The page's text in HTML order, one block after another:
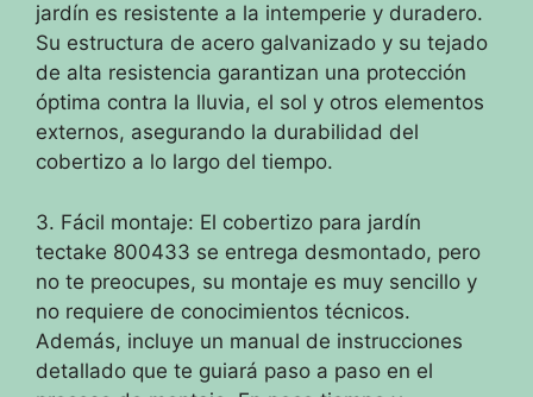
jardín es resistente a la intemperie y duradero.
Su estructura de acero galvanizado y su tejado
de alta resistencia garantizan una protección
óptima contra la lluvia, el sol y otros elementos
externos, asegurando la durabilidad del
cobertizo a lo largo del tiempo.
3. Fácil montaje: El cobertizo para jardín
tectake 800433 se entrega desmontado, pero
no te preocupes, su montaje es muy sencillo y
no requiere de conocimientos técnicos.
Además, incluye un manual de instrucciones
detallado que te guiará paso a paso en el